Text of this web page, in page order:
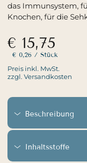
das Immunsystem,
Knochen, für die
€ 15,75
€ 0,26 / Stück
Preis inkl. MwSt.
zzgl. Versandkosten
Beschreibung
Inhaltsstoffe